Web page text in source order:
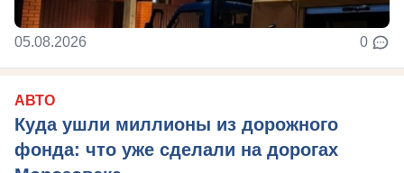
05.08.2026 0
АВТО
Куда ушли миллионы из дорожного
фонда: что уже сделали на дорогах